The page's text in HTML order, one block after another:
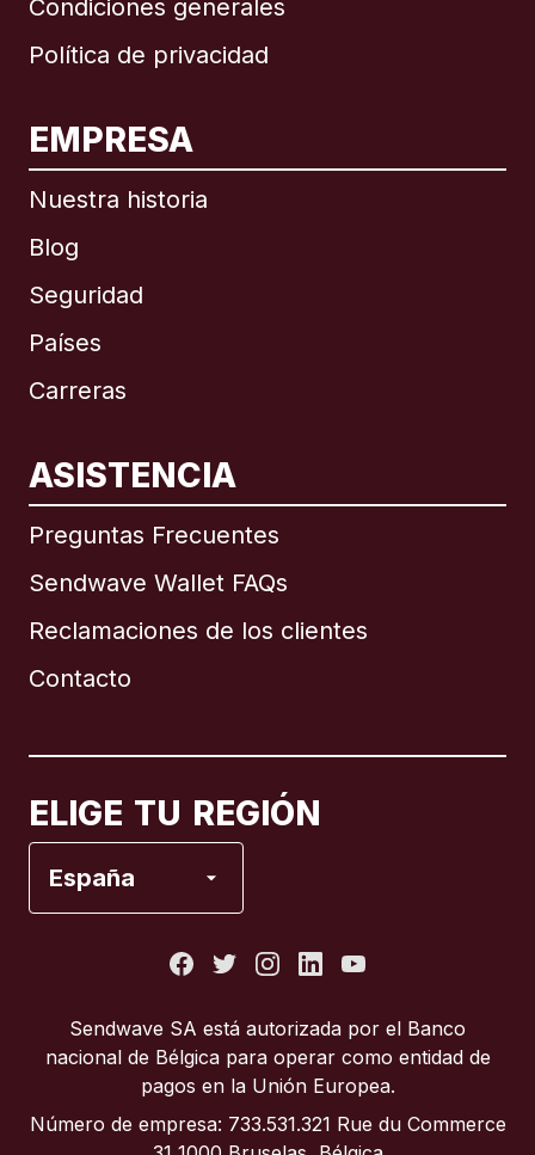
Condiciones generales
Política de privacidad
EMPRESA
Nuestra historia
Blog
Seguridad
Países
Carreras
ASISTENCIA
Preguntas Frecuentes
Sendwave Wallet FAQs
Reclamaciones de los clientes
Contacto
ELIGE TU REGIÓN
España
Internacional English
Brasil
Italia
Sendwave SA está autorizada por el Banco
nacional de Bélgica para operar como entidad de
pagos en la Unión Europea.
Número de empresa: 733.531.321 Rue du Commerce